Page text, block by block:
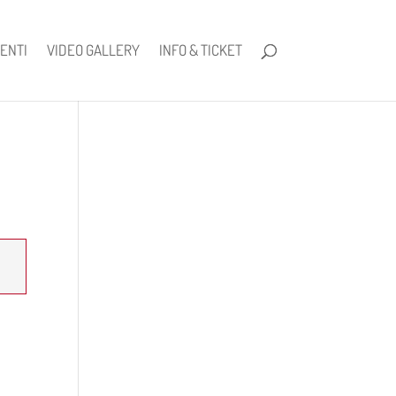
VIDEO GALLERY INFO & TICKET